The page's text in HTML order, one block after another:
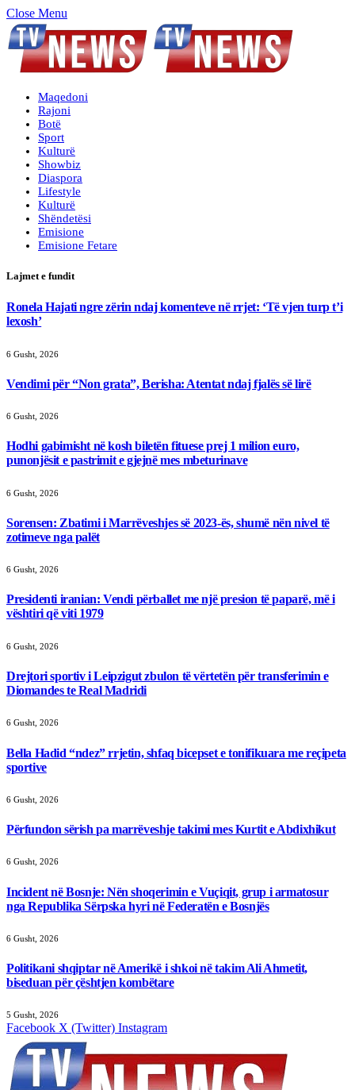
Close Menu
Maqedoni
Rajoni
Botë
Sport
Kulturë
Showbiz
Diaspora
Lifestyle
Kulturë
Shëndetësi
Emisione
Emisione Fetare
Lajmet e fundit
Ronela Hajati ngre zërin ndaj komenteve në rrjet: ‘Të vjen turp t’i
lexosh’
6 Gusht, 2026
Vendimi për “Non grata”, Berisha: Atentat ndaj fjalës së lirë
6 Gusht, 2026
Hodhi gabimisht në kosh biletën fituese prej 1 milion euro,
punonjësit e pastrimit e gjejnë mes mbeturinave
6 Gusht, 2026
Sorensen: Zbatimi i Marrëveshjes së 2023-ës, shumë nën nivel të
zotimeve nga palët
6 Gusht, 2026
Presidenti iranian: Vendi përballet me një presion të paparë, më i
vështiri që viti 1979
6 Gusht, 2026
Drejtori sportiv i Leipzigut zbulon të vërtetën për transferimin e
Diomandes te Real Madridi
6 Gusht, 2026
Bella Hadid “ndez” rrjetin, shfaq bicepset e tonifikuara me reçipeta
sportive
6 Gusht, 2026
Përfundon sërish pa marrëveshje takimi mes Kurtit e Abdixhikut
6 Gusht, 2026
Incident në Bosnje: Nën shoqerimin e Vuçiqit, grup i armatosur
nga Republika Sërpska hyri në Federatën e Bosnjës
6 Gusht, 2026
Politikani shqiptar në Amerikë i shkoi në takim Ali Ahmetit,
biseduan për çështjen kombëtare
5 Gusht, 2026
Facebook X (Twitter) Instagram